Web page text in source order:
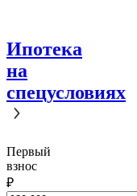
Ипотека
на
спецусловиях
Первый
взнос
₽